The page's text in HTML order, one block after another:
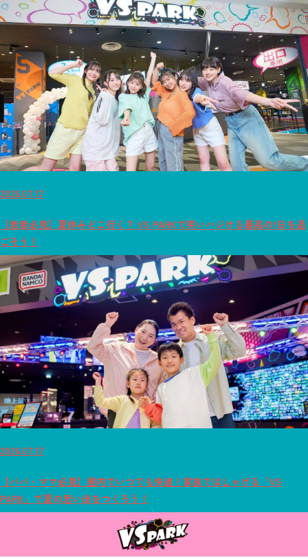
2026.07.17
【若者必見】夏休みどこ行く？ VS PARKで笑いハジける最高の1日を過
ごそう！
2026.07.17
【パパ・ママ必見】屋内でいつでも快適！家族ではしゃげる「VS
PARK」で夏の思い出をつくろう！